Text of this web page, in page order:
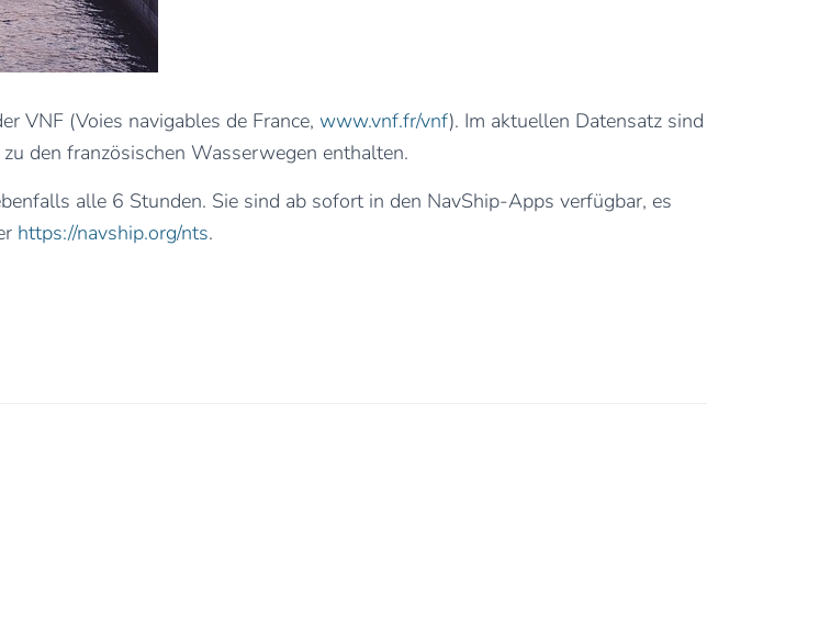
VNF (Voies navigables de France, www.vnf.fr/vnf). Im aktuellen Datensatz sind
den französischen Wasserwegen enthalten.
alle 6 Stunden. Sie sind ab sofort in den NavShip-Apps verfügbar, es
https://navship.org/nts.